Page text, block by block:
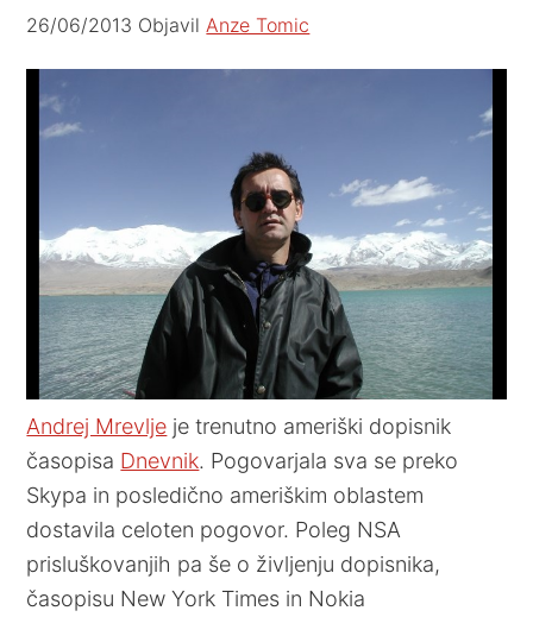
26/06/2013 ObjavilAnze Tomic
Andrej Mrevlje je trenutno ameriški dopisnik
časopisa Dnevnik. Pogovarjala sva se preko
Skypa in posledično ameriškim oblastem
dostavila celoten pogovor. Poleg NSA
prisluškovanjih pa še o življenju dopisnika,
časopisu New York Times in Nokia